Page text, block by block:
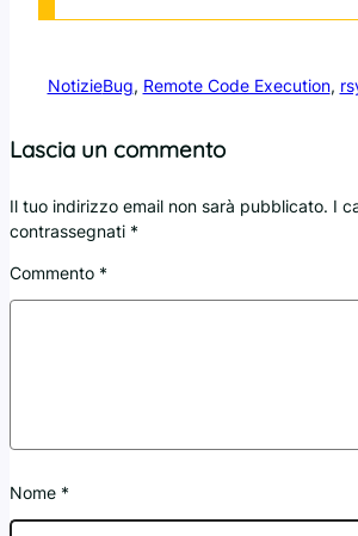
NotizieBug, Remote Code Execution,
Lascia un commento
Il tuo indirizzo email non sarà pubblicato. I
contrassegnati *
Commento *
Nome *